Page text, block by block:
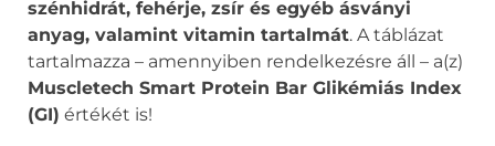
szénhidrát, fehérje, zsír és egyéb ásványi
anyag, valamint vitamin tartalmát. A táblázat
tartalmazza – amennyiben rendelkezésre áll – a(z)
Muscletech Smart Protein Bar Glikémiás Index
(GI) értékét is!